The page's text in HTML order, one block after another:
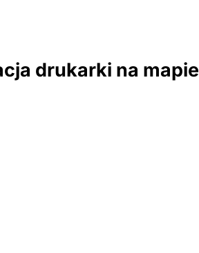
drukarki na mapie